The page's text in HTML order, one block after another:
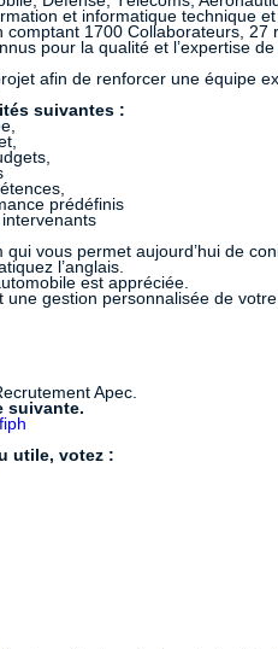
et informatique technique
1700 Collaborateurs,
pour la qualité et l’expertise
afin de renforcer une équipe
suivantes :
prédéfinis
vous permet aujourd’hui de
l’anglais.
est appréciée.
gestion personnalisée de
Apec.
suivante.
utile, votez :